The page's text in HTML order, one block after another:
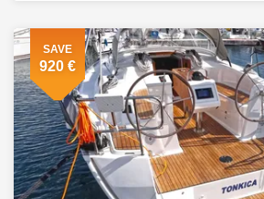
SAVE
920 €